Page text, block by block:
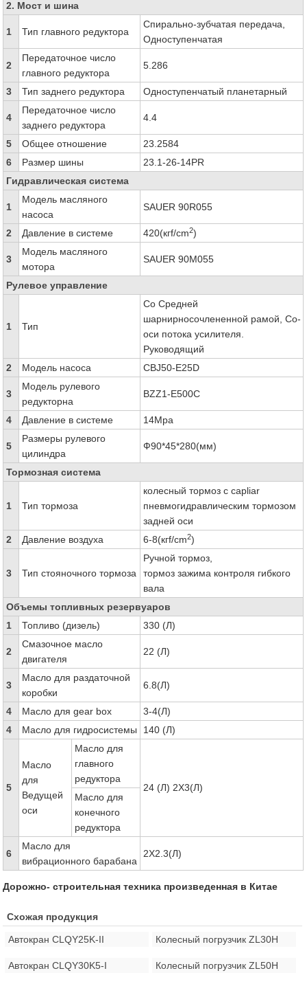
2. Мост и шина
1 Тип главного редуктора
Спирально-зубчатая передача,
Одноступенчатая
2
Передаточное число
главного редуктора
5.286
3 Тип заднего редуктора Одноступенчатый планетарный
4
Передаточное число
заднего редуктора
4.4
5 Общее отношение
23.2584
6
Размер шины
23.1-26-14PR
Гидравлическая система
1
Модель масляного
насоса
SAUER 90R055
2 Давление в системе 420(кгf/cm2)
3
Модель масляного
мотора
SAUER 90M055
Рулевое управление
1 Тип
Со Средней
шарнирносочлененной рамой, Со-
оси потока усилителя.
Руководящий
2
Модель насоса CBJ50-E25D
3
Модель рулевого
редукторна
BZZ1-E500C
4 Давление в системе 14Mpa
5
Размеры рулевого
цилиндра
Ф90*45*280(мм)
Тормозная система
1 Тип тормоза
колесный тормоз с capliar
пневмогидравлическим тормозом
задней оси
2
Давление воздуха 6-8(кгf/cm2)
3 Тип стояночного тормоза
Ручной тормоз,
тормоз зажима контроля гибкого
вала
Объемы топливных резервуаров
1
Топливо (дизель) 330 (Л)
2
Смазочное масло
двигателя
22 (Л)
3
Масло для раздаточной
коробки
6.8(Л)
4 Масло для gear box
3-4(Л)
4
Масло для гидросистемы 140 (Л)
5
Масло
для
Ведущей
оси
Масло для
главного
редуктора
24 (Л) 2X3(Л)
Масло для
конечного
редуктора
6
Масло для
вибрационного барабана
2X2.3(Л)
Дорожно- строительная техника произведенная в Китае
Схожая продукция
Автокран CLQY25K-II Колесный погрузчик ZL30H
Автокран CLQY30K5-I Колесный погрузчик ZL50H